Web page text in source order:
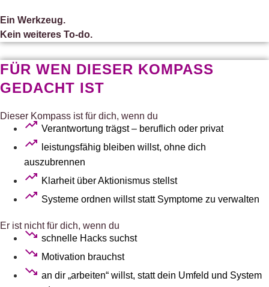
Ein Werkzeug.
Kein weiteres To-do.
FÜR WEN DIESER KOMPASS
GEDACHT IST
Dieser Kompass ist für dich, wenn du
Verantwortung trägst – beruflich oder privat
leistungsfähig bleiben willst, ohne dich
auszubrennen
Klarheit über Aktionismus stellst
Systeme ordnen willst statt Symptome zu verwalten
Er ist nicht für dich, wenn du
schnelle Hacks suchst
Motivation brauchst
an dir „arbeiten“ willst, statt dein Umfeld und System